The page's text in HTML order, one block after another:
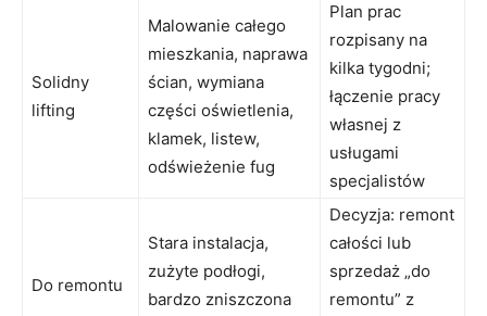
Solidny
lifting
Malowanie całego
mieszkania, naprawa
ścian, wymiana
części oświetlenia,
klamek, listew,
odświeżenie fug
Plan prac
rozpisany na
kilka tygodni;
łączenie pracy
własnej z
usługami
specjalistów
Do remontu
Stara instalacja,
zużyte podłogi,
bardzo zniszczona
Decyzja: remont
całości lub
sprzedaż „do
remontu” z